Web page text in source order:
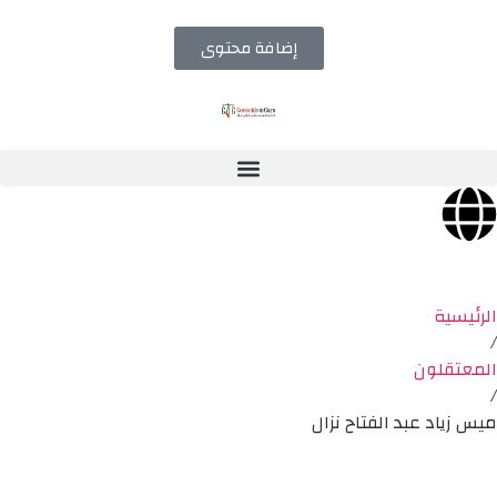
إضافة محتوى
الرئيسية
/
المعتقلون
/
ميس زياد عبد الفتاح نزال